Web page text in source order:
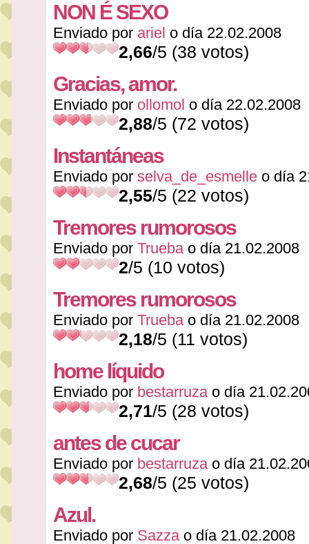
NON É SEXO
Enviado por ariel o día 22.02.2008
2,66/5 (38 votos)
Gracias, amor.
Enviado por ollomol o día 22.02.2008
2,88/5 (72 votos)
Instantáneas
Enviado por selva_de_esmelle o día
2,55/5 (22 votos)
Tremores rumorosos
Enviado por Truebao día 21.02.2008
2/5 (10 votos)
Tremores rumorosos
Enviado por Truebao día 21.02.2008
2,18/5 (11 votos)
home líquido
Enviado por bestarruzao día
2,71/5 (28 votos)
antes de cucar
Enviado por bestarruzao día
2,68/5 (25 votos)
Azul.
Enviado por Sazzao día 21.02.2008